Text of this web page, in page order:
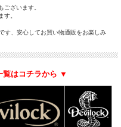
ございます。
す。
す、安心してお買い物通販をお楽しみ
覧はコチラから ▼